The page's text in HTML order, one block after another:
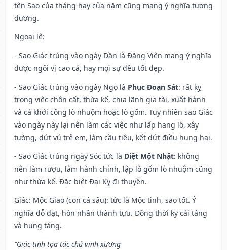
tên Sao của tháng hay của năm cũng mang ý nghĩa tương
đương.
Ngoại lệ:
- Sao Giác trúng vào ngày Dần là Đăng Viên mang ý nghĩa
được ngôi vị cao cả, hay mọi sự đều tốt đẹp.
- Sao Giác trúng vào ngày Ngọ là Phục Đoạn Sát: rất kỵ
trong việc chôn cất, thừa kế, chia lãnh gia tài, xuất hành
và cả khởi công lò nhuộm hoặc lò gốm. Tuy nhiên sao Giác
vào ngày này lại nên làm các việc như lấp hang lỗ, xây
tường, dứt vú trẻ em, làm cầu tiêu, kết dứt điều hung hại.
- Sao Giác trúng ngày Sóc tức là Diệt Một Nhật: không
nên làm rượu, làm hành chính, lập lò gốm lò nhuộm cũng
như thừa kế. Đặc biệt Đại Kỵ đi thuyền.
Giác: Mộc Giao (con cá sấu): tức là Mộc tinh, sao tốt. Ý
nghĩa đỗ đạt, hôn nhân thành tựu. Đồng thời kỵ cải táng
và hung táng.
“Giác tinh tọa tác chủ vinh xương